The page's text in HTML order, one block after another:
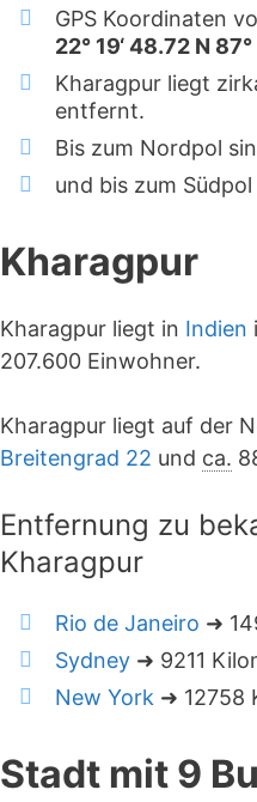
GPS Koordinaten
22° 19‘ 48.72 N
Kharagpur liegt
entfernt.
Bis zum Nordpol
und bis zum
Kharagpur
Kharagpur liegt in Indien
207.600 Einwohner.
Kharagpur liegt auf der
Breitengrad 22 und ca.
Entfernung zu
Kharagpur
Rio de Janeiro ➜
Sydney ➜ 9211
New York ➜ 12758
Stadt mit 9